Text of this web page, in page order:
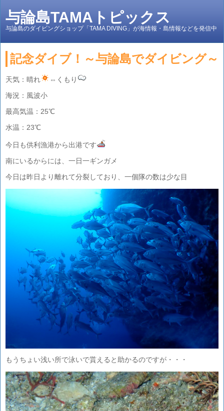
与論島TAMAトピックス
与論島のダイビングショップ「TAMA DIVING」が海情報・島情報などを発信中
記念ダイブ！～与論島でダイビング～
天気：晴れ
⇔くもり
海況：風波小
最高気温：25℃
水温：23℃
今日も供利漁港から出港です
南にいるからには、一日一ギンガメ
今日は昨日より離れて分裂しており、一個隊の数は少な目
もうちょい浅い所で泳いで貰えると助かるのですが・・・